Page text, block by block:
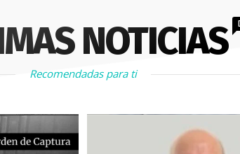
NOTICIAS
Recomendadas para ti